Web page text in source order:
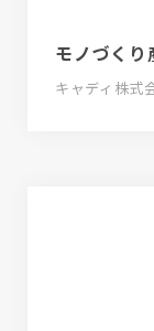
モノづくり
キャディ株式